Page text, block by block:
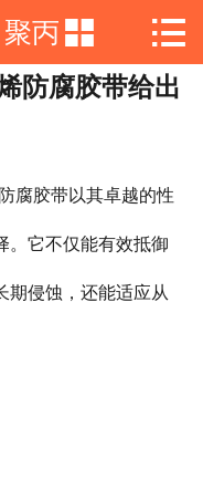
 网站首页
公司简介
新闻动态
工程案例
丙
案
 
防腐胶带给出
腐胶带以其卓越的性
。它不仅能有效抵御
期侵蚀，还能适应从